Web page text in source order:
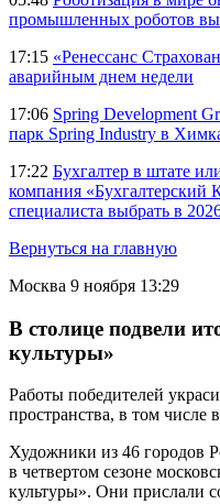
промышленных роботов
17:15 «Ренессанс
аварийным днем недели
17:06 Spring Development
парк Spring Industry в
17:22 Бухгалтер в штате
компания «Бухгалтерский
специалиста выбрать в
Вернуться на главную
Москва 9 ноября 13:29
В столице подвели
культуры»
Работы победителей
пространства, в том
Художники из 46 городов
в четвертом сезоне
культуры». Они прислали